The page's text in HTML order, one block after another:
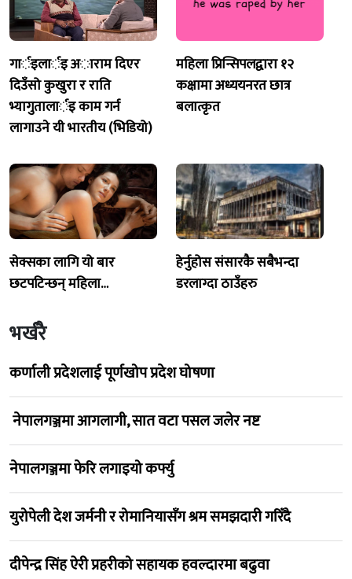
गार्इलार्इ अाराम दिएर
दिउँसो कुखुरा र राति
भ्यागुतालार्इ काम गर्न
लागाउने यी भारतीय (भिडियो)
महिला प्रिन्सिपलद्वारा १२
कक्षामा अध्ययनरत छात्र
बलात्कृत
सेक्सका लागि यो बार
छटपटिन्छन् महिला…
हेर्नुहोस संसारकै सबैभन्दा
डरलाग्दा ठाउँहरु
भर्खरै
कर्णाली प्रदेशलाई पूर्णखोप प्रदेश घोषणा
नेपालगञ्जमा आगलागी, सात वटा पसल जलेर नष्ट
नेपालगञ्जमा फेरि लगाइयो कर्फ्यु
युरोपेली देश जर्मनी र रोमानियासँग श्रम समझदारी गरिँदै
दीपेन्द्र सिंह ऐरी प्रहरीको सहायक हवल्दारमा बढुवा